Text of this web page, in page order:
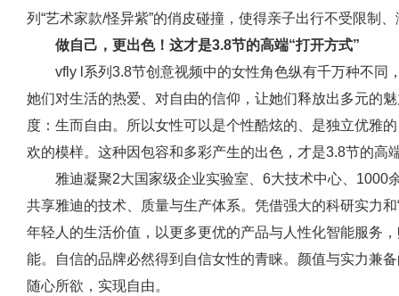
列“艺术家款/怪异紫”的俏皮碰撞，使得亲子出行不受限制
做自己，更出色！这才是3.8节的高端“打开方式”
vfly l系列3.8节创意视频中的女性角色纵有千万种不同
她们对生活的热爱、对自由的信仰，让她们释放出多元的
度：生而自由。所以女性可以是个性酷炫的、是独立优雅
欢的模样。这种因包容和多彩产生的出色，才是3.8节的高
雅迪凝聚2大国家级企业实验室、6大技术中心、1000
共享雅迪的技术、质量与生产体系。凭借强大的科研实力
年轻人的生活价值，以更多更优的产品与人性化智能服务
能。自信的品牌必然得到自信女性的青睐。颜值与实力兼
随心所欲，实现自由。